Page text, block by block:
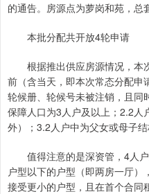
的通告。房源点为萝岗和苑，总
本批分配共开放4轮申请
根据推出供应房源情况，本
前（含当天，即本次常态分配申
轮候册、轮候号未被注销，且同
保障人口为3人户及以上；2.2人
外）；3.2人户中为父女或母子结
值得注意的是深资管，4人户
户型以下的户型（即两房一厅
接受更小的户型，且在首个合同